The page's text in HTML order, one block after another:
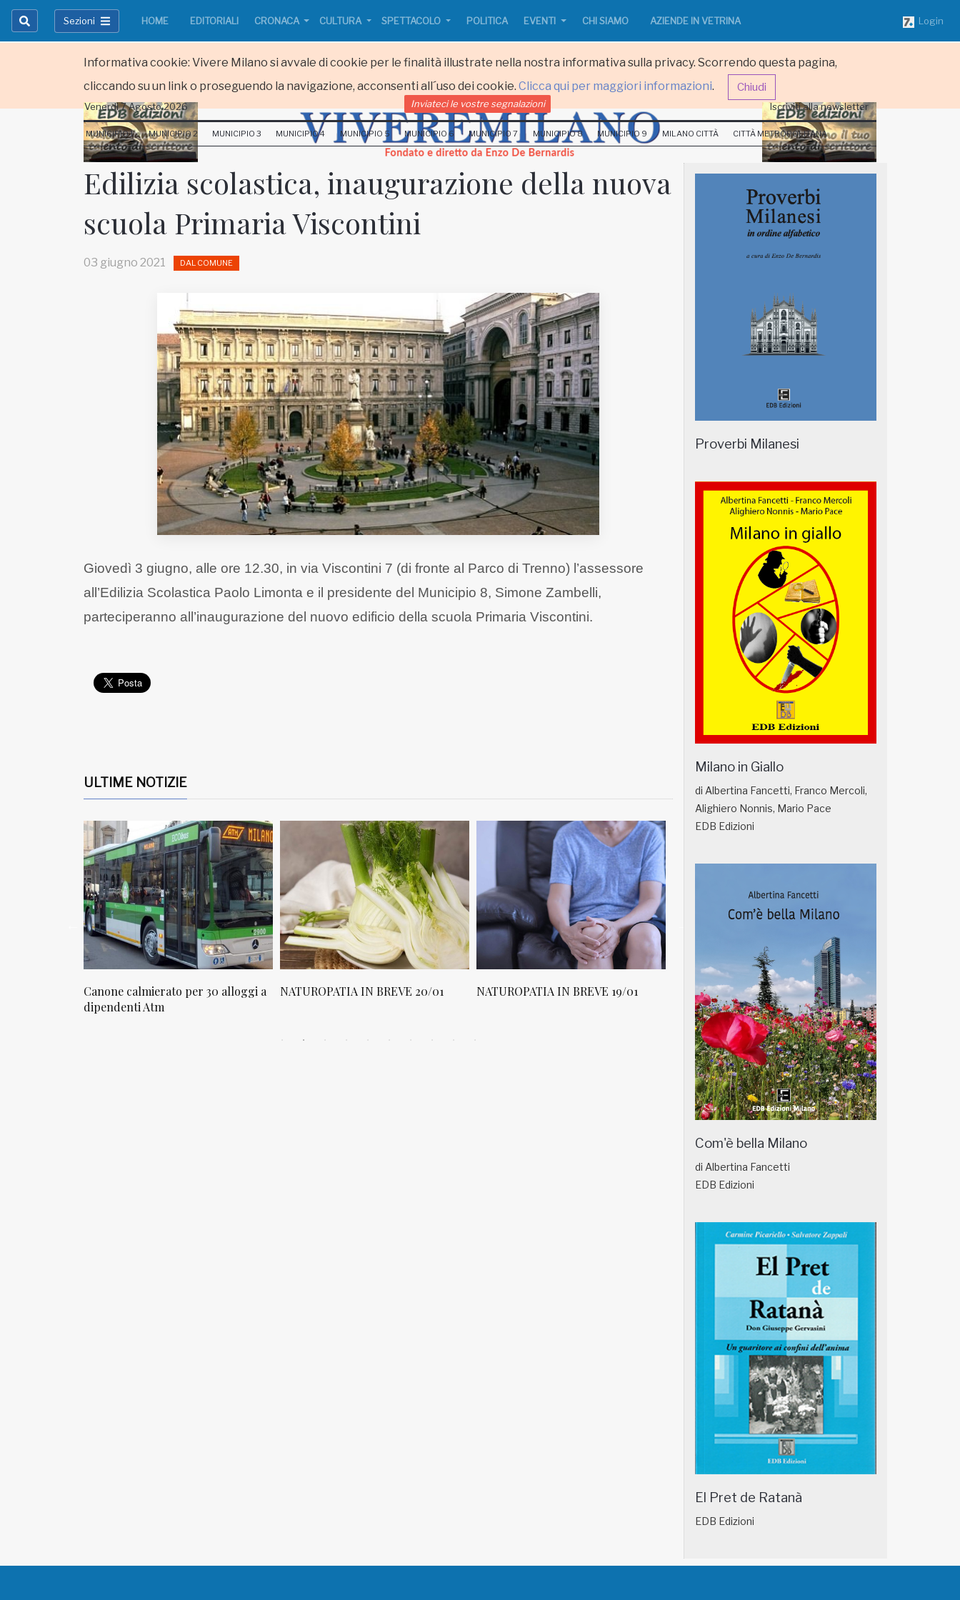
Informativa cookie: Vivere Milano si avvale di cookie per le finalità illustrate nella nostra informativa sulla privacy. Scorrendo questa pagina,
cliccando su un link o proseguendo la navigazione, acconsenti all´uso dei cookie. Clicca qui per maggiori informazioni. Chiudi
Sezioni HOME EDITORIALI CRONACA CULTURA SPETTACOLO POLITICA EVENTI CHI SIAMO AZIENDE IN VETRINA Login
Inviateci le vostre segnalazioni
Iscriviti alla newsletter
EDB edizioni - Via Brivio angolo C.
Imbonati, 89 20159 Milano (Italia)
Venerdi 7 Agosto 2026 Inviateci le vostre segnalazioni Iscriviti alla newsletter
MUNICIPIO 1 MUNICIPIO 2 MUNICIPIO 3 MUNICIPIO 4 MUNICIPIO 5 MUNICIPIO 6 MUNICIPIO 7 MUNICIPIO 8 MUNICIPIO 9 MILANO CITTÀ CITTÀ METROPOLITANA
Edilizia scolastica, inaugurazione della nuova
scuola Primaria Viscontini
03 giugno 2021 DAL COMUNE
Giovedì 3 giugno, alle ore 12.30, in via Viscontini 7 (di fronte al Parco di Trenno) l’assessore
all’Edilizia Scolastica Paolo Limonta e il presidente del Municipio 8, Simone Zambelli,
parteciperanno all’inaugurazione del nuovo edificio della scuola Primaria Viscontini.
ULTIME NOTIZIE
Canone calmierato per 30 alloggi a
dipendenti Atm
NATUROPATIA IN BREVE 20/01 NATUROPATIA IN BREVE 19/01 NATUROPATIA IN BREVE 18/01 NATUROPATIA
Proverbi Milanesi
Milano in Giallo
di Albertina Fancetti, Franco Mercoli,
Alighiero Nonnis, Mario Pace
EDB Edizioni
Com'è bella Milano
di Albertina Fancetti
EDB Edizioni
El Pret de Ratanà
EDB Edizioni